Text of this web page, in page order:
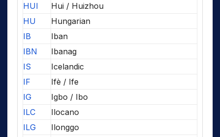
HUI
Hui / Huizhou
HU
Hungarian
IB
Iban
IBN
Ibanag
IS
Icelandic
IF
Ifè / Ife
IG
Igbo / Ibo
ILC
Ilocano
ILG
Ilonggo